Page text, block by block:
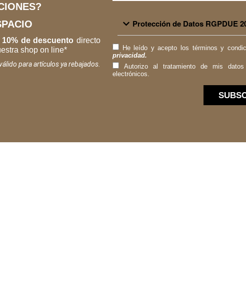
10% de descuento directo
shop on line*
para artículos ya rebajados.
Protección de Datos RGPDUE
He leído y acepto los términos y
privacidad.
Autorizo al tratamiento de mis
electrónicos.